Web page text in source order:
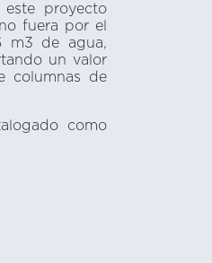
proyecto
fuera por el
m3 de agua,
un valor
columnas de
como